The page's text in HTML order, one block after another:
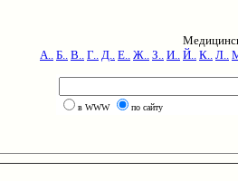
А.. Б.. В.. Г.. Д.. Е.. Ж.. З.. И.. Й.. К.. Л..
в WWW по сайту